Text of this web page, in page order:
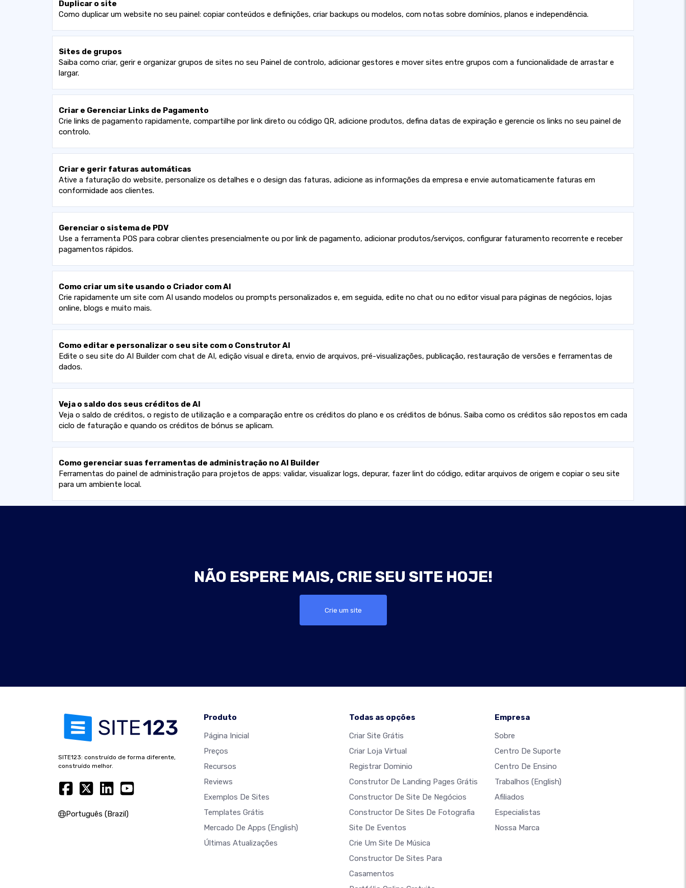
Duplicar o site
Como duplicar um website no seu painel: copiar conteúdos e definições, criar backups ou modelos, com notas sobre domínios, planos e independência.
Sites de grupos
Saiba como criar, gerir e organizar grupos de sites no seu Painel de controlo, adicionar gestores e mover sites entre grupos com a funcionalidade de arrastar e
largar.
Criar e Gerenciar Links de Pagamento
Crie links de pagamento rapidamente, compartilhe por link direto ou código QR, adicione produtos, defina datas de expiração e gerencie os links no seu painel de
controlo.
Criar e gerir faturas automáticas
Ative a faturação do website, personalize os detalhes e o design das faturas, adicione as informações da empresa e envie automaticamente faturas em
conformidade aos clientes.
Gerenciar o sistema de PDV
Use a ferramenta POS para cobrar clientes presencialmente ou por link de pagamento, adicionar produtos/serviços, configurar faturamento recorrente e receber
pagamentos rápidos.
Como criar um site usando o Criador com AI
Crie rapidamente um site com AI usando modelos ou prompts personalizados e, em seguida, edite no chat ou no editor visual para páginas de negócios, lojas
online, blogs e muito mais.
Como editar e personalizar o seu site com o Construtor AI
Edite o seu site do AI Builder com chat de AI, edição visual e direta, envio de arquivos, pré-visualizações, publicação, restauração de versões e ferramentas de
dados.
Veja o saldo dos seus créditos de AI
Veja o saldo de créditos, o registo de utilização e a comparação entre os créditos do plano e os créditos de bónus. Saiba como os créditos são repostos em cada
ciclo de faturação e quando os créditos de bónus se aplicam.
Como gerenciar suas ferramentas de administração no AI Builder
Ferramentas do painel de administração para projetos de apps: validar, visualizar logs, depurar, fazer lint do código, editar arquivos de origem e copiar o seu site
para um ambiente local.
NÃO ESPERE MAIS, CRIE SEU SITE HOJE!
Crie um site
SITE123: construído de forma diferente,
construído melhor.
Português (Brazil)
Produto
Página Inicial
Preços
Recursos
Reviews
Exemplos De Sites
Templates Grátis
Mercado De Apps (English)
Últimas Atualizações
Todas as opções
Criar Site Grátis
Criar Loja Virtual
Registrar Dominio
Construtor De Landing Pages Grátis
Constructor De Site De Negócios
Constructor De Sites De Fotografia
Site De Eventos
Crie Um Site De Música
Constructor De Sites Para
Casamentos
Empresa
Sobre
Centro De Suporte
Centro De Ensino
Trabalhos (English)
Afiliados
Especialistas
Nossa Marca